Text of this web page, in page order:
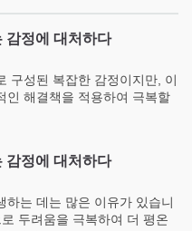
감정에 대처하다
구성된 복잡한 감정이지만, 이
인 해결책을 적용하여 극복할
감정에 대처하다
하는 데는 많은 이유가 있습니
두려움을 극복하여 더 평온